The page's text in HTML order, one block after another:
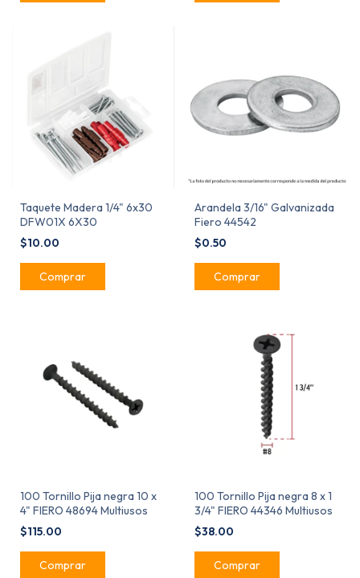
Taquete Madera 1/4" 6x30
DFW01X 6X30
$10.00
Arandela 3/16" Galvanizada
Fiero 44542
$0.50
100 Tornillo Pija negra 10 x
4" FIERO 48694 Multiusos
$115.00
100 Tornillo Pija negra 8 x 1
3/4" FIERO 44346 Multiusos
$38.00